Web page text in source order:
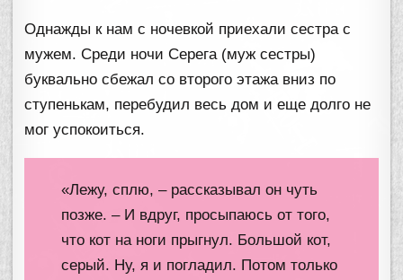
Однажды к нам с ночевкой приехали сестра с
мужем. Среди ночи Серега (муж сестры)
буквально сбежал со второго этажа вниз по
ступенькам, перебудил весь дом и еще долго не
мог успокоиться.
«Лежу, сплю, – рассказывал он чуть
позже. – И вдруг, просыпаюсь от того,
что кот на ноги прыгнул. Большой кот,
серый. Ну, я и погладил. Потом только